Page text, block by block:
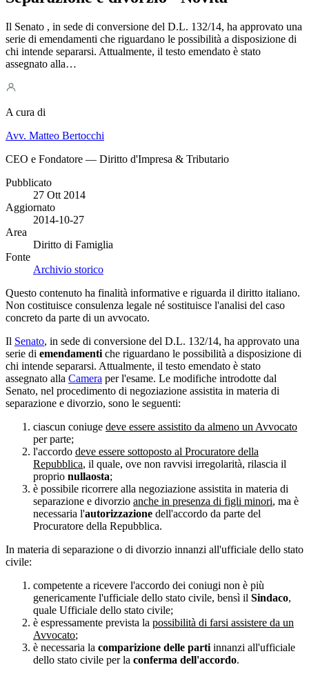
Il Senato , in sede di conversione del D.L. 132/14, ha approvato una
serie di emendamenti che riguardano le possibilità a disposizione di
chi intende separarsi. Attualmente, il testo emendato è stato
assegnato alla…
A cura di
Avv. Matteo Bertocchi
CEO e Fondatore — Diritto d'Impresa & Tributario
Pubblicato
27 Ott 2014
Aggiornato
2014-10-27
Area
Diritto di Famiglia
Fonte
Archivio storico
Questo contenuto ha finalità informative e riguarda il diritto italiano.
Non costituisce consulenza legale né sostituisce l'analisi del caso
concreto da parte di un avvocato.
Il Senato, in sede di conversione del D.L. 132/14, ha approvato una
serie di emendamenti che riguardano le possibilità a disposizione di
chi intende separarsi. Attualmente, il testo emendato è stato
assegnato alla Camera per l'esame. Le modifiche introdotte dal
Senato, nel procedimento di negoziazione assistita in materia di
separazione e divorzio, sono le seguenti:
ciascun coniuge deve essere assistito da almeno un Avvocato
per parte;
l'accordo deve essere sottoposto al Procuratore della
Repubblica, il quale, ove non ravvisi irregolarità, rilascia il
proprio nullaosta;
è possibile ricorrere alla negoziazione assistita in materia di
separazione e divorzio anche in presenza di figli minori, ma è
necessaria l'autorizzazione dell'accordo da parte del
Procuratore della Repubblica.
In materia di separazione o di divorzio innanzi all'ufficiale dello stato
civile:
competente a ricevere l'accordo dei coniugi non è più
genericamente l'ufficiale dello stato civile, bensì il Sindaco,
quale Ufficiale dello stato civile;
è espressamente prevista la possibilità di farsi assistere da un
Avvocato;
è necessaria la comparizione delle parti innanzi all'ufficiale
dello stato civile per la conferma dell'accordo.